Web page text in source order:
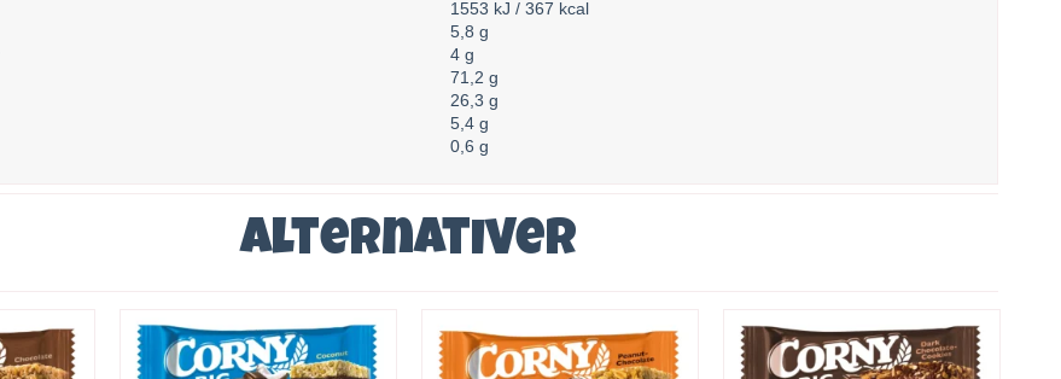
1553 kJ / 367 kcal
5,8 g
4 g
71,2 g
26,3 g
5,4 g
0,6 g
Alternativer